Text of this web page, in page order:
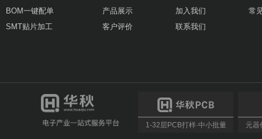
BOM一键配单
SMT贴片加工
产品展示
客户评价
加入我们
联系我们
常
1-32层PCB打样·中小批量 元器